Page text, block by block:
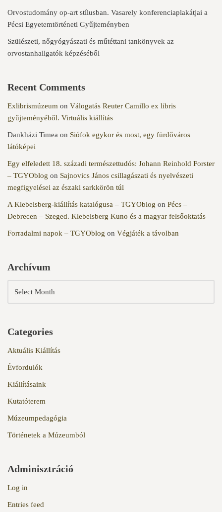
Orvostudomány op-art stílusban. Vasarely konferenciaplakátjai a
Pécsi Egyetemtörténeti Gyűjteményben
Szülészeti, nőgyógyászati és műtéttani tankönyvek az
orvostanhallgatók képzéséből
Recent Comments
Exlibrismúzeum on Válogatás Reuter Camillo ex libris
gyűjteményéből. Virtuális kiállítás
Dankházi Timea on Siófok egykor és most, egy fürdőváros
látóképei
Egy elfeledett 18. századi természettudós: Johann Reinhold Forster
– TGYOblog on Sajnovics János csillagászati és nyelvészeti
megfigyelései az északi sarkkörön túl
A Klebelsberg-kiállítás katalógusa – TGYOblog on Pécs –
Debrecen – Szeged. Klebelsberg Kuno és a magyar felsőoktatás
Forradalmi napok – TGYOblog on Végjáték a távolban
Archívum
Categories
Aktuális Kiállítás
Évfordulók
Kiállításaink
Kutatóterem
Múzeumpedagógia
Történetek a Múzeumból
Adminisztráció
Log in
Entries feed